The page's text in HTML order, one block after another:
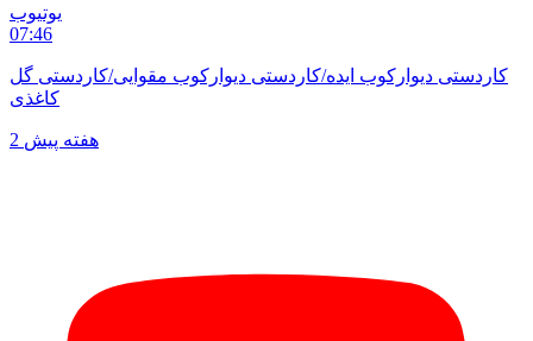
یوتیوب
07:46
کاردستی دیوارکوب ایده/کاردستی دیوارکوب مقوایی/کاردستی گل
کاغذی
2 هفته پیش